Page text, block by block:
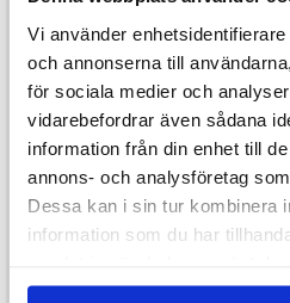
Vi använder
och annonserna till
för sociala medier och
vidarebefordrar även sådana
information från din enhet till
annons- och analysföretag
Dessa kan i sin tur kombinera
information som du har
Masken är utrustad med ett
den sitter stadigt och bekvämt på
Specifikationer:
Modell: Venetiansk halvmask
Färg: Svart
Storlek: One size (vuxna)
Fäste: Elastiskt band
Användning: Maskerad, temafester,
kundservice@varuhus1.se